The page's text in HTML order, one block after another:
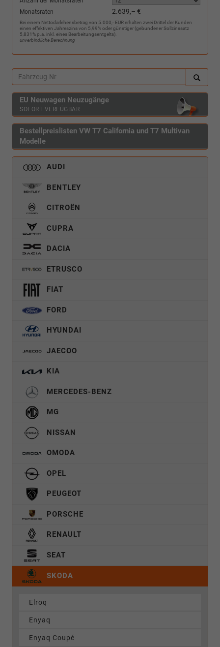
Monatsraten
2.639,– €
Bei einem Nettodarlehensbetrag von 5.000,- EUR erhalten zwei Drittel der Kunden
einen effektiven Jahreszins von 5,99% oder günstiger (gebundener Sollzinssatz
5,831% p.a. inkl. eines Bearbeitungsentgelts).
unverbindliche Berechnung
EU Neuwagen Neuzugänge
SOFORT VERFÜGBAR
Bestellpreislisten VW T7 California und T7 Multivan
Modelle
AUDI
BENTLEY
CITROËN
CUPRA
DACIA
ETRUSCO
FIAT
FORD
HYUNDAI
JAECOO
KIA
MERCEDES-BENZ
MG
NISSAN
OMODA
OPEL
PEUGEOT
PORSCHE
RENAULT
SEAT
SKODA
Elroq
Enyaq
Enyaq Coupé